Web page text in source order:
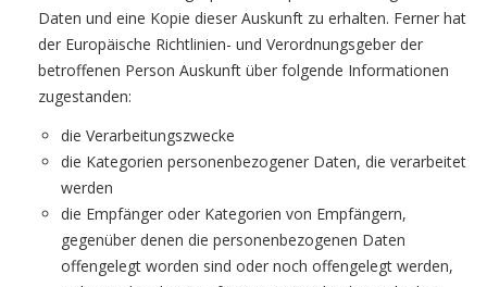
Daten und eine Kopie dieser Auskunft zu erhalten. Ferner hat
der Europäische Richtlinien- und Verordnungsgeber der
betroffenen Person Auskunft über folgende Informationen
zugestanden:
die Verarbeitungszwecke
die Kategorien personenbezogener Daten, die verarbeitet
werden
die Empfänger oder Kategorien von Empfängern,
gegenüber denen die personenbezogenen Daten
offengelegt worden sind oder noch offengelegt werden,